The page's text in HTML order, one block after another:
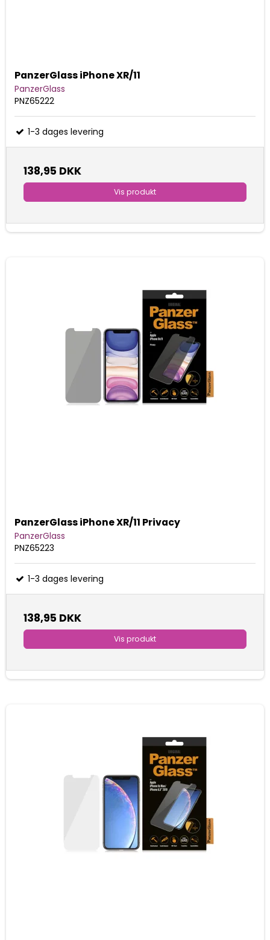
PanzerGlass iPhone XR/11
PanzerGlass
PNZ65222
1-3 dages levering
138,95 DKK
Vis produkt
PanzerGlass iPhone XR/11 Privacy
PanzerGlass
PNZ65223
1-3 dages levering
138,95 DKK
Vis produkt